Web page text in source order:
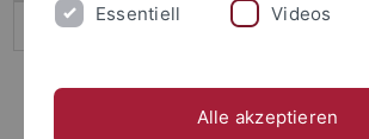
Essentiell Videos
Alle akzeptieren